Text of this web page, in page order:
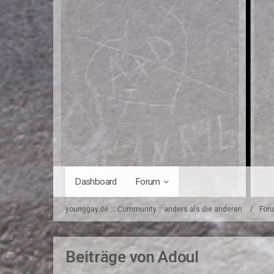
Dashboard Forum
younggay.de ::: Community :: anders als die anderen
Beiträge von Adoul